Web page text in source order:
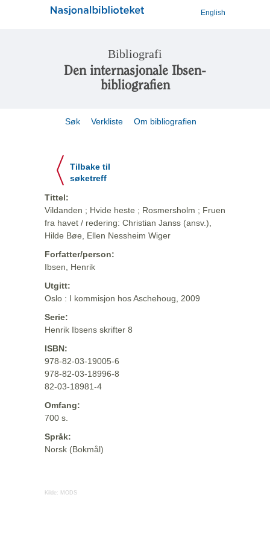
English
Bibliografi
Den internasjonale Ibsen-
bibliografien
Søk Verkliste Om bibliografien
Tilbake til
søketreff
Tittel:
Vildanden ; Hvide heste ; Rosmersholm ; Fruen
fra havet / redering: Christian Janss (ansv.),
Hilde Bøe, Ellen Nessheim Wiger
Forfatter/person:
Ibsen, Henrik
Utgitt:
Oslo : I kommisjon hos Aschehoug, 2009
Serie:
Henrik Ibsens skrifter 8
ISBN:
978-82-03-19005-6
978-82-03-18996-8
82-03-18981-4
Omfang:
700 s.
Språk:
Norsk (Bokmål)
Kilde: MODS